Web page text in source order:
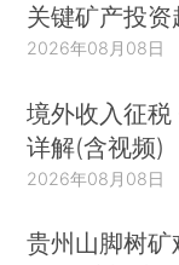
关键矿产投
2026年08月08日
境外收入征
详解(含视频)
2026年08月08日
贵州山脚树